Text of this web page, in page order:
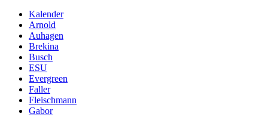
Kalender
Arnold
Auhagen
Brekina
Busch
ESU
Evergreen
Faller
Fleischmann
Gabor